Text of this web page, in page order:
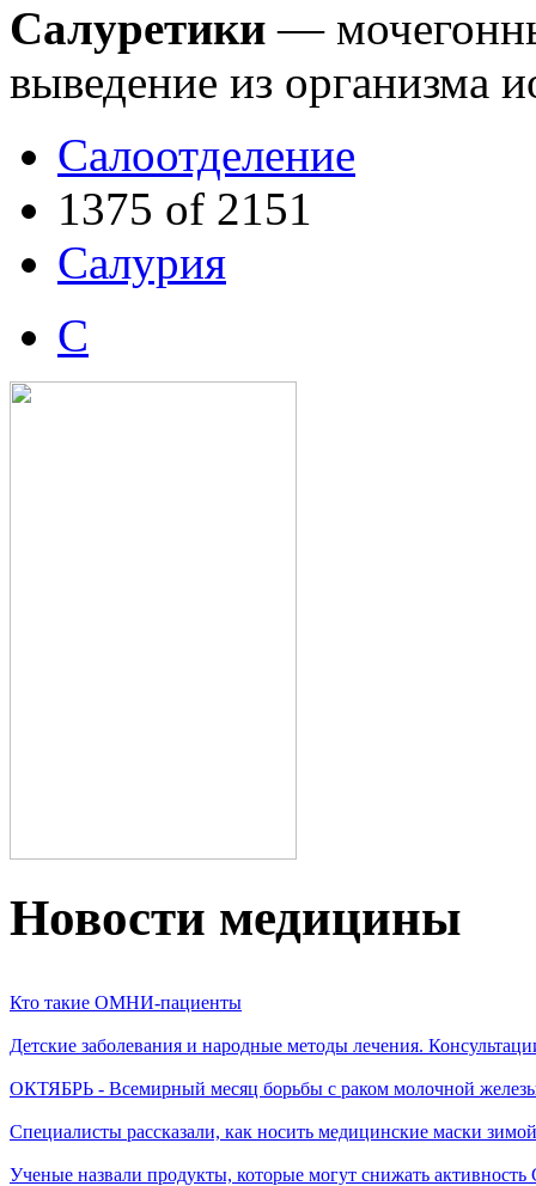
Салуретики —
выведение из организма
Салоотделение
1375 of 2151
Салурия
С
Новости медицины
Кто такие ОМНИ-пациенты
Детские заболевания и народные методы лечения.
ОКТЯБРЬ - Всемирный месяц борьбы с раком молочной
Специалисты рассказали, как носить медицинские маски зимой
Ученые назвали продукты, которые могут снижать